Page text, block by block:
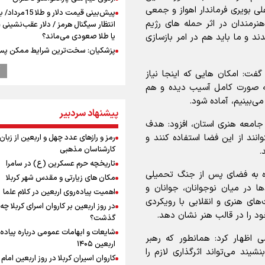
بویری فرماندار اهواز و جمعی
در اثر حمله های رژیم
و ما باید هم در امر بازسازی
امکان هایی که اینجا نیاز
به صورت کامل آسیب دیده و هم
آماده شود.
جامعه هنری استان، افزود: هدف
از این فضا استفاده کنند و
به فضای پس از جنگ تحمیلی
در میان نوجوانان، جوانان و
هنری و انقلابی با رویکردی
را در قالب هنر نشان دهد.
اظهار کرد: همانطور که رهبر
می‌تواند اثرگذاری لازم را
پیش‌بینی قیمت دلار و
انتظار سیگنال هرمز / دلار
یا طلا صعودی می‌ماند؟
پزشکیان: سخت‌ترین شرایط ممکن
انقلاب را تجربه میکنیم/ اگر تا امروز
بخاطر همه‌ مردم نجیب ایران بوده
راویان عشق در مرز مهران؛ روایت
رسانه‌ای اربعین از قاب دوربین
ایلامی
ترس نتانیاهو از ترور
فرود یک بالگرد در بیمارستان رمبام در
اشغالی در پی هلاکت ۲ نظامی
زخمی شدن ۷ نظامی دیگر
ارتش صهیونیستی زمین‌های کشاورزی
جنوب لبنان را به آتش کشید
چه کسی باید قیمت‌ها را تعیین کند؟
بازگشت روان دو میلیون و هشتصد هزار
اربعین از مرزهای شش‌گانه
پیشنهاد سردبیر
رمز و رازهای عدد چهل و اربعین از زبان
کارشناسان مذهبی
تاریخچه حرم عسکرین (ع) در سامرا
مکان های زیارتی و مقدس شهر کربلا
اهمیت پیاده‌روی اربعین در کلام علما
در روز اربعین بر کاروان اسرای کربلا چه
گذشت؟
شایعات و ابهامات عمومی درباره
اربعین ۱۴۰۵
کاروان اسیران کربلا در روز اربعین